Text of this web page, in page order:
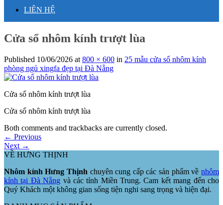
LIÊN HỆ
Cửa sổ nhôm kính trượt lùa
Published 10/06/2026 at 800 × 600 in 25 mẫu cửa sổ nhôm kính
phòng ngủ xingfa đẹp tại Đà Nẵng
Cửa sổ nhôm kính trượt lùa
Cửa sổ nhôm kính trượt lùa
Both comments and trackbacks are currently closed.
← Previous
Next →
VỀ HƯNG THỊNH
Nhôm kính Hưng Thịnh chuyên cung cấp các sản phẩm vềnhôm
kính tại Đà Nẵng và các tỉnh Miền Trung. Cam kết mang đến cho
Quý Khách một không gian sống tiện nghi sang trọng và hiện đại.